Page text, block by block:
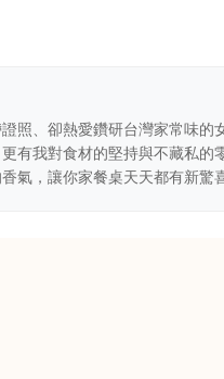
照、卻熱愛鑽研台灣家常味的
有我對食材的堅持與不藏私的
氣，讓你家餐桌天天都有新驚